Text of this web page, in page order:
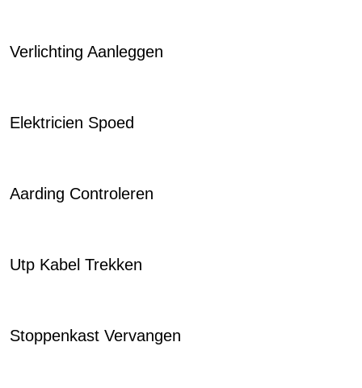
Verlichting Aanleggen
Elektricien Spoed
Aarding Controleren
Utp Kabel Trekken
Stoppenkast Vervangen